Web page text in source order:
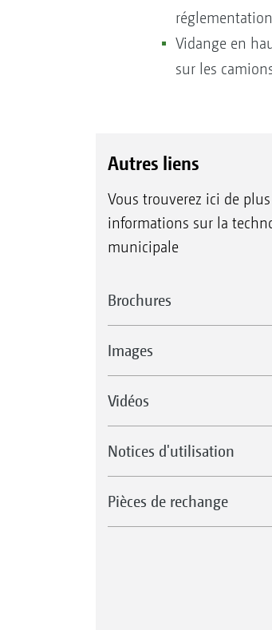
Vidange en
sur les
Autres liens
Vous trouverez ici de
informations sur la
municipale
Brochures
Images
Vidéos
Notices d'utilisation
Pièces de rechange